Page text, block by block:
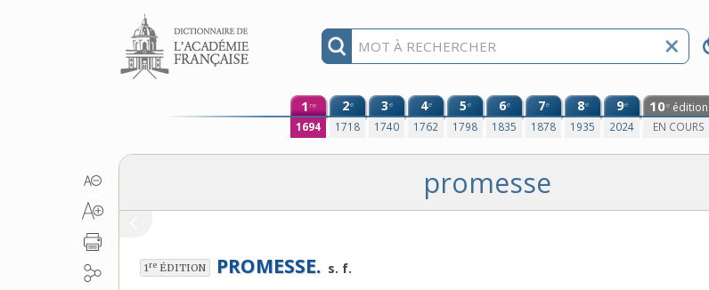
Aller au contenu
1 re
1694
2e
1718
3e
1740
4e
1762
5e
1798
6e
1835
7e
1878
8e
1935
9e
2024
10e édition
EN COURS
promesse
1re ÉDITION PROMESSE. s. f.